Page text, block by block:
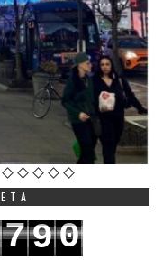
790